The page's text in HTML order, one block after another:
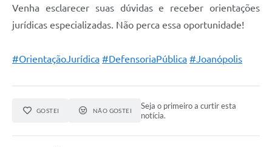
Venha esclarecer suas dúvidas e receber orientações
jurídicas especializadas. Não perca essa oportunidade!
#OrientaçãoJurídica #DefensoriaPública #Joanópolis
GOSTEI NÃO GOSTEI
Seja o primeiro a curtir esta
notícia.